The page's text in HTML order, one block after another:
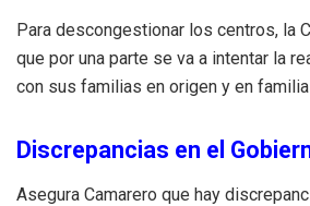
Para descongestionar los centros, la
que por una parte se va a intentar la
con sus familias en origen y en
Discrepancias en el
Asegura Camarero que hay